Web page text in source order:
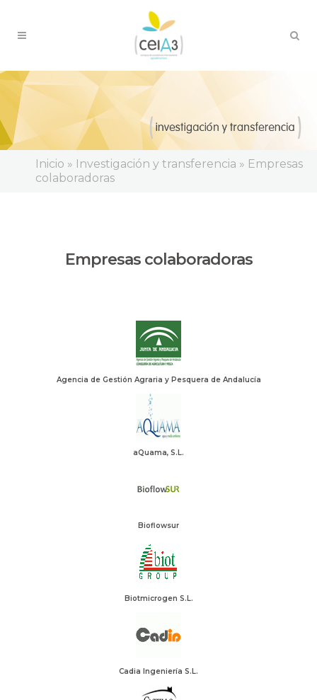
Inicio » Investigación y transferencia » Empresas
colaboradoras
Empresas colaboradoras
Agencia de Gestión Agraria y Pesquera de Andalucía
aQuama, S.L.
Bioflowsur
Biotmicrogen S.L.
Cadia Ingeniería S.L.